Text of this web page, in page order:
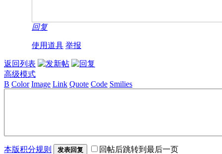
回复
使用道具 举报
返回列表
高级模式
B Color Image Link Quote Code Smilies
本版积分规则 发表回复 回帖后跳转到最后一页